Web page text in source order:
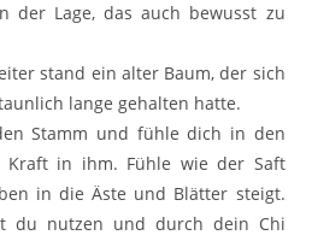
der Lage, das auch bewusst zu
stand ein alter Baum, der sich
lange gehalten hatte.
Stamm und fühle dich in den
Kraft in ihm. Fühle wie der Saft
in die Äste und Blätter steigt.
du nutzen und durch dein Chi